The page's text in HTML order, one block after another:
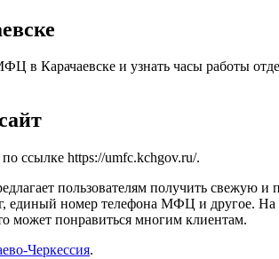
Карачаевске и узнать часы работы
ссылке https://umfc.kchgov.ru/.
пользователям получить свежую
единый номер телефона МФЦ и другое.
может понравиться многим клиентам.
Черкессия.